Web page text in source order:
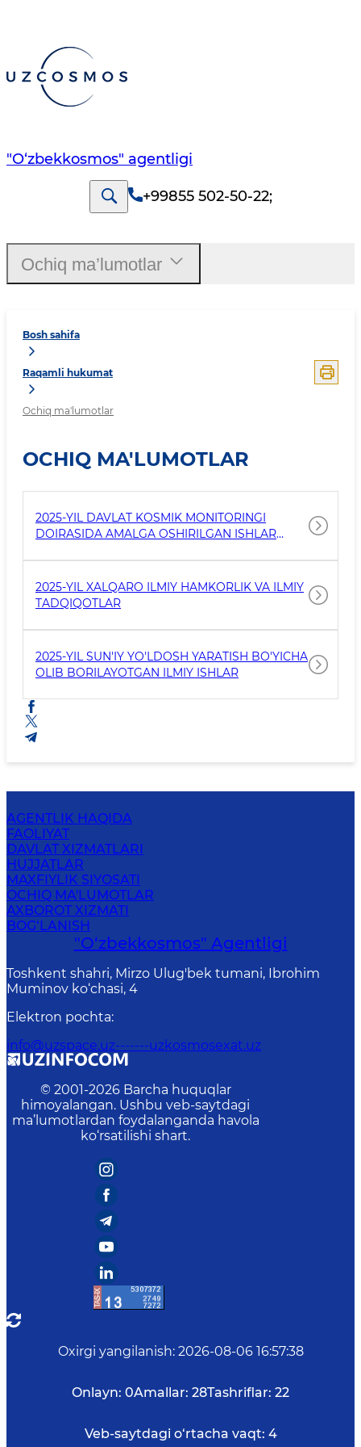
"O‘zbekkosmos" agentligi
+99855 502-50-22;
Bosh sahifa
Raqamli hukumat
Ochiq ma'lumotlar
OCHIQ MA'LUMOTLAR
2025-YIL DAVLAT KOSMIK MONITORINGI
DOIRASIDA AMALGA OSHIRILGAN ISHLAR
2025-YIL XALQARO ILMIY HAMKORLIK VA ILMIY
TADQIQOTLAR
2025-YIL SUN'IY YO'LDOSH YARATISH BO'YICHA
OLIB BORILAYOTGAN ILMIY ISHLAR
Ochiq ma’lumotlar
AGENTLIK HAQIDA
FAOLIYAT
DAVLAT XIZMATLARI
HUJJATLAR
MAXFIYLIK SIYOSATI
OCHIQ MA'LUMOTLAR
AXBOROT XIZMATI
BOG‘LANISH
"O‘zbekkosmos" Agentligi
Toshkent shahri, Mirzo Ulug'bek tumani, Ibrohim
Muminov ko‘chasi, 4
Elektron pochta:
info@uzspace.uz-------uzkosmosexat.uz
© 2001-2026 Barcha huquqlar
himoyalangan. Ushbu veb-saytdagi
ma’lumotlardan foydalanganda havola
ko‘rsatilishi shart.
Oxirgi yangilanish: 2026-08-06 16:57:38
Onlayn: 0Amallar: 28Tashriflar: 22
Veb-saytdagi o‘rtacha vaqt: 4